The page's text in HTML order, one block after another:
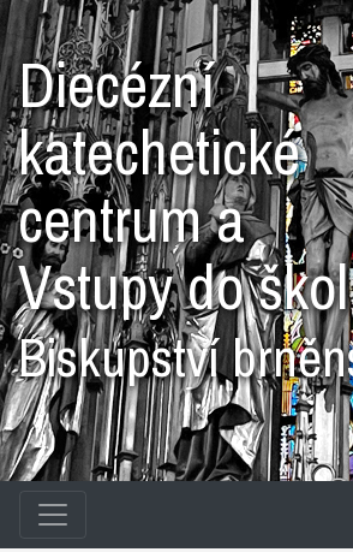
Diecézní
katechetické
centrum a
Vstupy do škol
Biskupství